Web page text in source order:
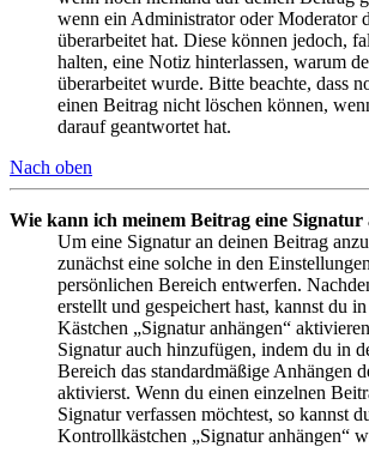
wenn ein Administrator oder Moderator
überarbeitet hat. Diese können jedoch,
halten, eine Notiz hinterlassen, warum
überarbeitet wurde. Bitte beachte, dass
einen Beitrag nicht löschen können,
darauf geantwortet hat.
Nach oben
Wie kann ich meinem Beitrag eine Signatur
Um eine Signatur an deinen Beitrag
zunächst eine solche in den
persönlichen Bereich entwerfen.
erstellt und gespeichert hast, kannst du
Kästchen „Signatur anhängen“
Signatur auch hinzufügen, indem du in
Bereich das standardmäßige Anhängen
aktivierst. Wenn du einen einzelnen
Signatur verfassen möchtest, so kannst
Kontrollkästchen „Signatur anhängen“